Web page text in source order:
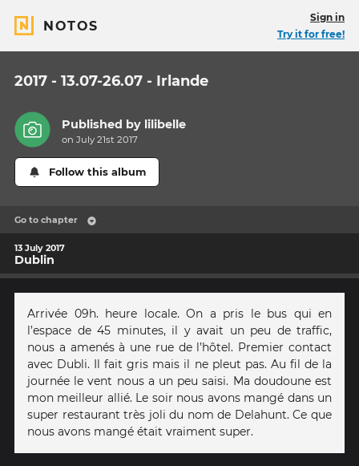
NOTOS
Sign in
Try it for free!
2017 - 13.07-26.07 - Irlande
Published by lilibelle
on July 21st 2017
Follow this album
Go to chapter
13 July 2017
Dublin
Arrivée 09h. heure locale. On a pris le bus qui en
l’espace de 45 minutes, il y avait un peu de traffic,
nous a amenés à une rue de l’hôtel. Premier contact
avec Dubli. Il fait gris mais il ne pleut pas. Au fil de la
journée le vent nous a un peu saisi. Ma doudoune est
mon meilleur allié. Le soir nous avons mangé dans un
super restaurant très joli du nom de Delahunt. Ce que
nous avons mangé était vraiment super.